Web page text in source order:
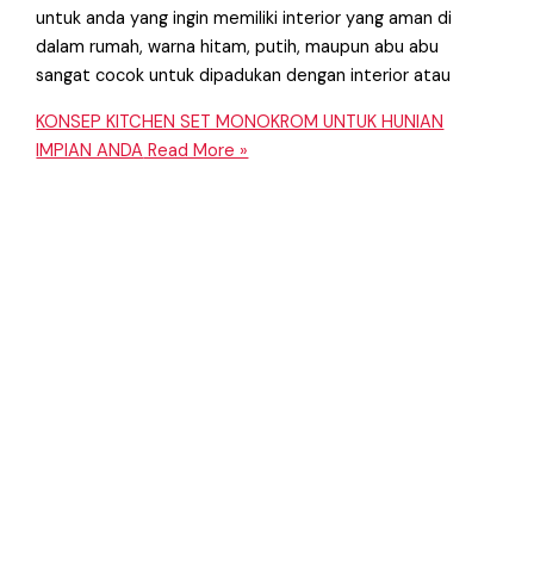
untuk anda yang ingin memiliki interior yang aman di
dalam rumah, warna hitam, putih, maupun abu abu
sangat cocok untuk dipadukan dengan interior atau
KONSEP KITCHEN SET MONOKROM UNTUK HUNIAN
IMPIAN ANDA Read More »